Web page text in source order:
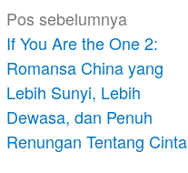
Navigasi
pos
Pos sebelumnya
If You Are the One 2:
Romansa China yang
Lebih Sunyi, Lebih
Dewasa, dan Penuh
Renungan Tentang Cinta